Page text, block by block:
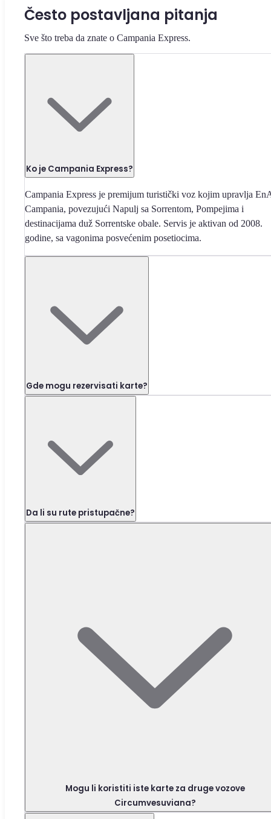
Često postavljana pitanja
Sve što treba da znate o Campania Express.
Ko je Campania Express?
Campania Express je premijum turistički voz kojim upravlja
Campania, povezujući Napulj sa Sorrentom, Pompejima i
destinacijama duž Sorrentske obale. Servis je aktivan od 2008.
godine, sa vagonima posvećenim posetiocima.
Gde mogu rezervisati karte?
Da li su rute pristupačne?
Mogu li koristiti iste karte za druge vozove
Circumvesuviana?